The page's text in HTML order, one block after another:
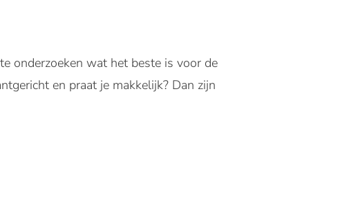
onderzoeken wat het beste is voor de
en praat je makkelijk? Dan zijn